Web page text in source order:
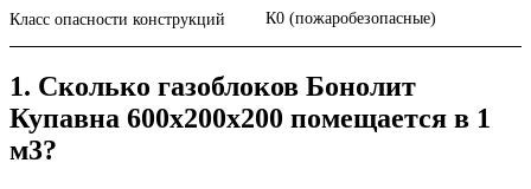
Класс опасности конструкций К0 (пожаробезопасные)
1. Сколько газоблоков Бонолит
Купавна 600x200x200 помещается в 1
м3?